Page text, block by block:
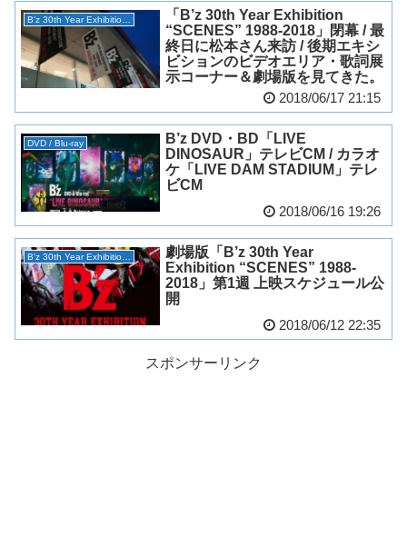
「B’z 30th Year Exhibition
“SCENES” 1988-2018」閉幕 / 最
終日に松本さん来訪 / 後期エキシ
ビションのビデオエリア・歌詞展
示コーナー＆劇場版を見てきた。
2018/06/17 21:15
DVD / Blu-ray
B’z DVD・BD「LIVE
DINOSAUR」テレビCM / カラオ
ケ「LIVE DAM STADIUM」テレ
ビCM
2018/06/16 19:26
劇場版「B’z 30th Year
Exhibition “SCENES” 1988-
2018」第1週 上映スケジュール公
開
2018/06/12 22:35
スポンサーリンク